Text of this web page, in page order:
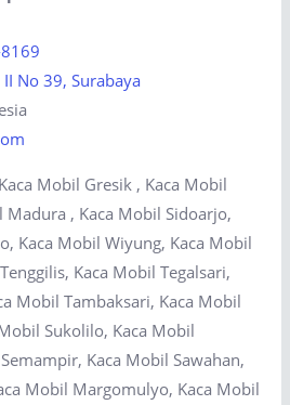
II No 39, Surabaya
Mobil Gresik , Kaca Mobil
Madura , Kaca Mobil Sidoarjo,
Kaca Mobil Wiyung, Kaca Mobil
Kaca Mobil Tegalsari,
Mobil Tambaksari, Kaca Mobil
Sukolilo, Kaca Mobil
Kaca Mobil Sawahan,
Mobil Margomulyo, Kaca Mobil